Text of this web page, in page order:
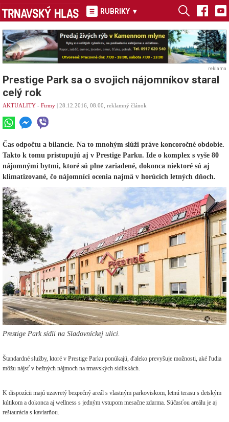
RUBRIKY ▾
reklama
Prestige Park sa o svojich nájomníkov staral
celý rok
AKTUALITY - Firmy | 28.12.2016, 08.00, reklamný článok
Čas odpočtu a bilancie. Na to mnohým slúži práve koncoročné obdobie.
Takto k tomu pristupujú aj v Prestige Parku. Ide o komplex s vyše 80
nájomnými bytmi, ktoré sú plne zariadené, dokonca niektoré sú aj
klimatizované, čo nájomníci ocenia najmä v horúcich letných dňoch.
Prestige Park sídli na Sladovníckej ulici.
Štandardné služby, ktoré v Prestige Parku ponúkajú, ďaleko prevyšuje možnosti, aké ľudia
môžu nájsť v bežných nájmoch na trnavských sídliskách.
K dispozícii majú uzavretý bezpečný areál s vlastným parkoviskom, letnú terasu s detským
kútikom a dokonca aj wellness s jedným vstupom mesačne zdarma. Súčasťou areálu je aj
reštaurácia s kaviarňou.